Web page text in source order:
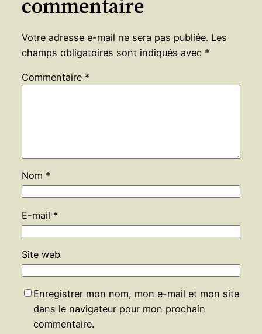
Votre adresse e-mail ne sera pas publiée. Les
champs obligatoires sont indiqués avec *
Commentaire *
Nom *
E-mail *
Site web
Enregistrer mon nom, mon e-mail et mon site
dans le navigateur pour mon prochain
commentaire.